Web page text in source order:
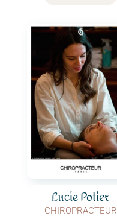
Lucie Potier
CHIROPRACTEUR